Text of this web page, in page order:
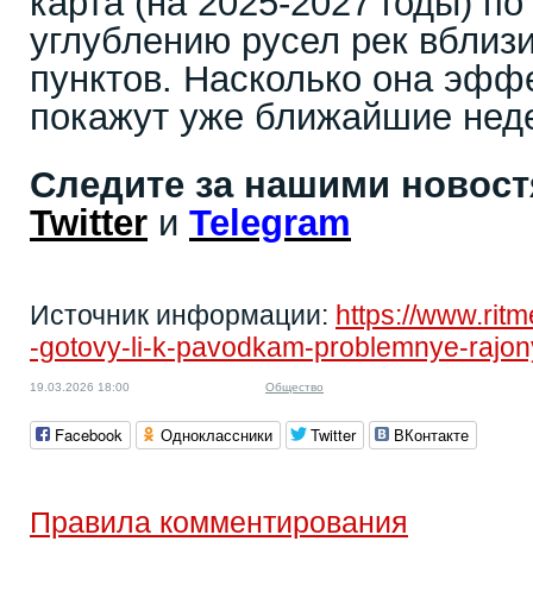
углублению русел рек
пунктов. Насколько она
покажут уже ближайшие
Следите за нашими
Twitter и Telegram
Источник информации: https://
-gotovy-li-k-pavodkam-problemnye-
19.03.2026 18:00 Общество
Facebook Одноклассники Twitter ВКонтакте
Правила комментирования